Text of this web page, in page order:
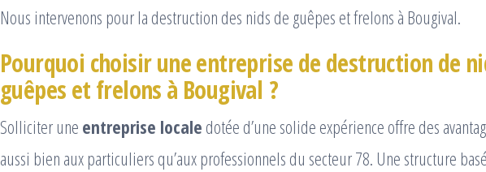
Nous intervenons pour la destruction des nids de guêpes et frelons à Bougival.
Pourquoi choisir une entreprise de destruction de
guêpes et frelons à Bougival ?
Solliciter une entreprise locale dotée d’une solide expérience offre des
aussi bien aux particuliers qu’aux professionnels du secteur 78. Une structure